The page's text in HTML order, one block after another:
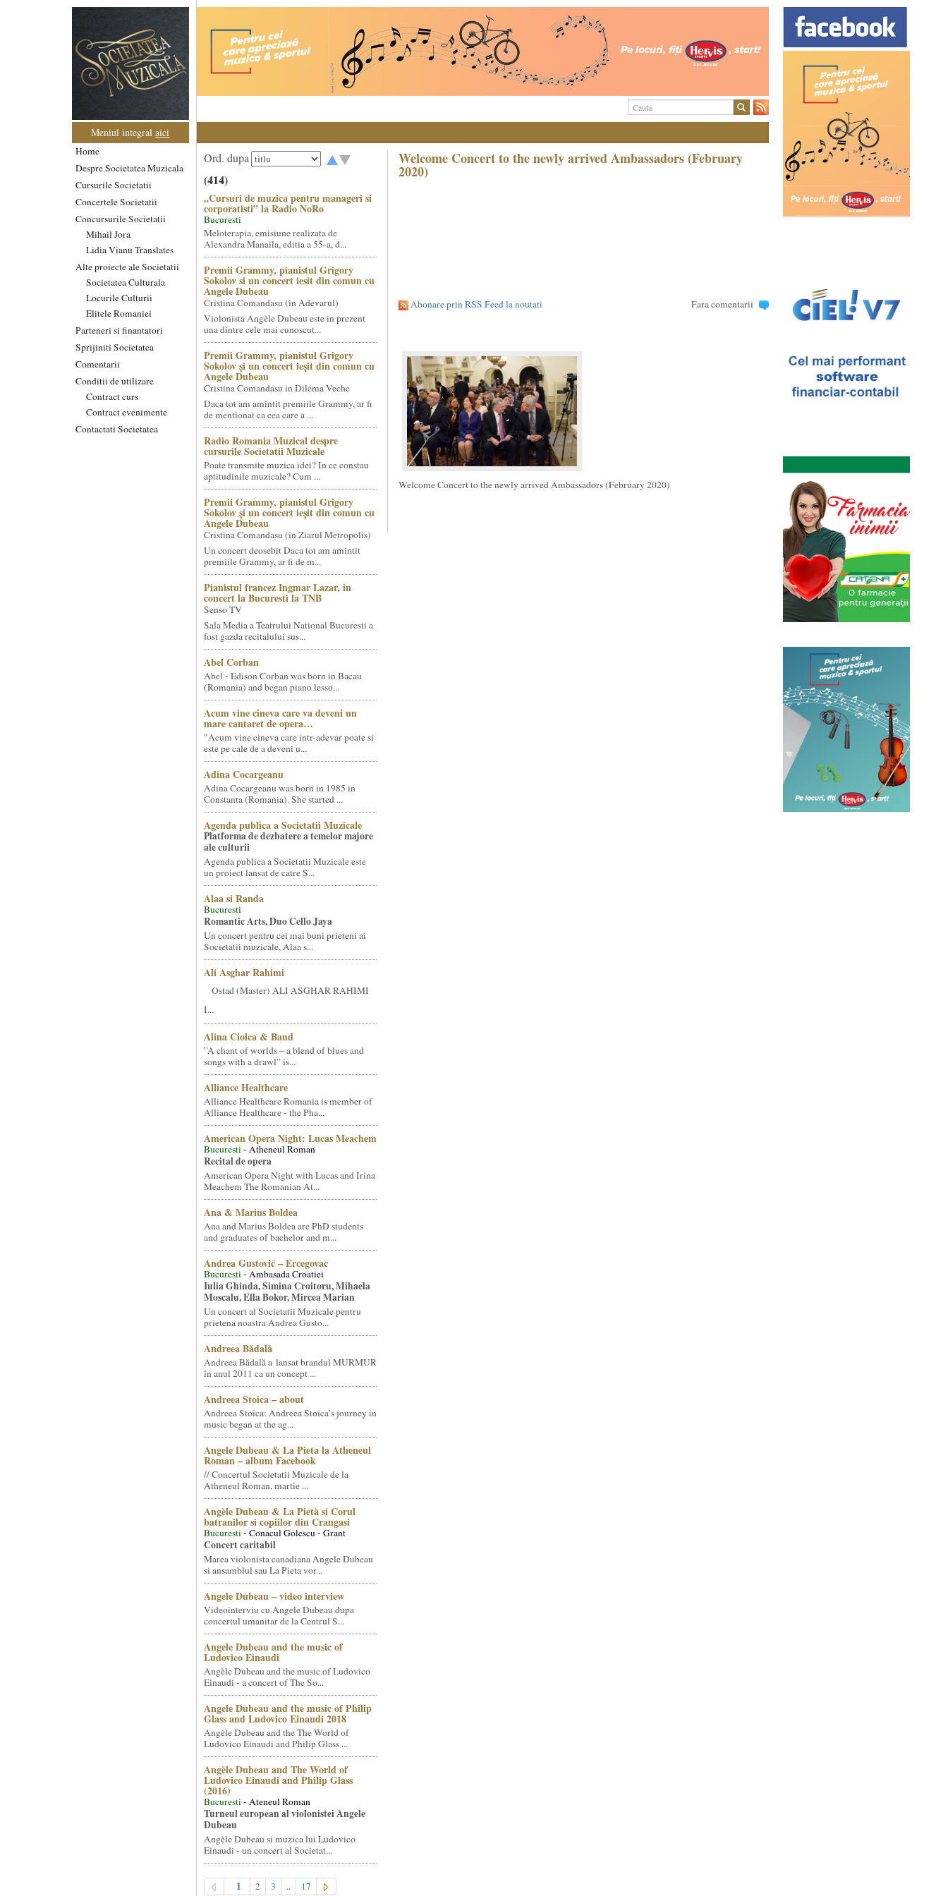
Meniul integralaici
Home
Despre Societatea Muzicala
Cursurile Societatii
Concertele Societatii
Concursurile Societatii
Mihail Jora
Lidia Vianu Translates
Alte proiecte ale Societatii
Societatea Culturala
Locurile Culturii
Elitele Romaniei
Parteneri si finantatori
Sprijiniti Societatea
Comentarii
Conditii de utilizare
Contract curs
Contract evenimente
Contactati Societatea
Ord. dupa
(414)
„Cursuri de muzica pentru manageri si
corporatisti” la Radio NoRo
Bucuresti
Meloterapia, emisiune realizata de
Alexandra Manaila, editia a 55-a, d...
Premii Grammy, pianistul Grigory
Sokolov si un concert iesit din comun cu
Angele Dubeau
Cristina Comandasu (in Adevarul)
Violonista Angèle Dubeau este in prezent
una dintre cele mai cunoscut...
Premii Grammy, pianistul Grigory
Sokolov și un concert ieșit din comun cu
Angele Dubeau
Cristina Comandasu in Dilema Veche
Daca tot am amintit premiile Grammy, ar fi
de mentionat ca cea care a ...
Radio Romania Muzical despre
cursurile Societatii Muzicale
Poate transmite muzica idei? In ce constau
aptitudinile muzicale? Cum ...
Premii Grammy, pianistul Grigory
Sokolov și un concert ieșit din comun cu
Angele Dubeau
Cristina Comandasu (in Ziarul Metropolis)
Un concert deosebit Daca tot am amintit
premiile Grammy, ar fi de m...
Pianistul francez Ingmar Lazar, in
concert la Bucuresti la TNB
Senso TV
Sala Media a Teatrului National Bucuresti a
fost gazda recitalului sus...
Abel Corban
Abel - Edison Corban was born in Bacau
(Romania) and began piano lesso...
Acum vine cineva care va deveni un
mare cantaret de opera…
"Acum vine cineva care intr-adevar poate si
este pe cale de a deveni u...
Adina Cocargeanu
Adina Cocargeanu was born in 1985 in
Constanta (Romania). She started ...
Agenda publica a Societatii Muzicale
Platforma de dezbatere a temelor majore
ale culturii
Agenda publica a Societatii Muzicale este
un proiect lansat de catre S...
Alaa si Randa
Bucuresti
Romantic Arts, Duo Cello Jaya
Un concert pentru cei mai buni prieteni ai
Societatii muzicale, Alaa s...
Ali Asghar Rahimi
Ostad (Master) ALI ASGHAR RAHIMI
I...
Alina Ciolca & Band
”A chant of worlds – a blend of blues and
songs with a drawl” is...
Alliance Healthcare
Alliance Healthcare Romania is member of
Alliance Healthcare - the Pha...
American Opera Night: Lucas Meachem
Bucuresti- Atheneul Roman
Recital de opera
American Opera Night with Lucas and Irina
Meachem The Romanian At...
Ana & Marius Boldea
Ana and Marius Boldea are PhD students
and graduates of bachelor and m...
Andrea Gustović – Ercegovac
Bucuresti- Ambasada Croatiei
Iulia Ghinda, Simina Croitoru, Mihaela
Moscalu, Ella Bokor, Mircea Marian
Un concert al Societatii Muzicale pentru
prietena noastra Andrea Gusto...
Andreea Bădală
Andreea Bădală a lansat brandul MURMUR
în anul 2011 ca un concept ...
Andreea Stoica – about
Andreea Stoica: Andreea Stoica’s journey in
music began at the ag...
Angele Dubeau & La Pieta la Atheneul
Roman – album Facebook
// Concertul Societatii Muzicale de la
Atheneul Roman, martie ...
Angèle Dubeau & La Pietà si Corul
batranilor si copiilor din Crangasi
Bucuresti- Conacul Golescu - Grant
Concert caritabil
Marea violonista canadiana Angele Dubeau
si ansamblul sau La Pieta vor...
Angele Dubeau – video interview
Videointerviu cu Angele Dubeau dupa
concertul umanitar de la Centrul S...
Angele Dubeau and the music of
Ludovico Einaudi
Angèle Dubeau and the music of Ludovico
Einaudi - a concert of The So...
Angele Dubeau and the music of Philip
Glass and Ludovico Einaudi 2018
Angèle Dubeau and the The World of
Ludovico Einaudi and Philip Glass ...
Angèle Dubeau and The World of
Ludovico Einaudi and Philip Glass
(2016)
Bucuresti- Ateneul Roman
Turneul european al violonistei Angele
Dubeau
Angèle Dubeau si muzica lui Ludovico
Einaudi - un concert al Societat...
1 2 3 .. 17
Welcome Concert to the newly arrived Ambassadors (February
2020)
Abonare prin RSS Feed la noutati Fara comentarii
Welcome Concert to the newly arrived Ambassadors (February 2020)